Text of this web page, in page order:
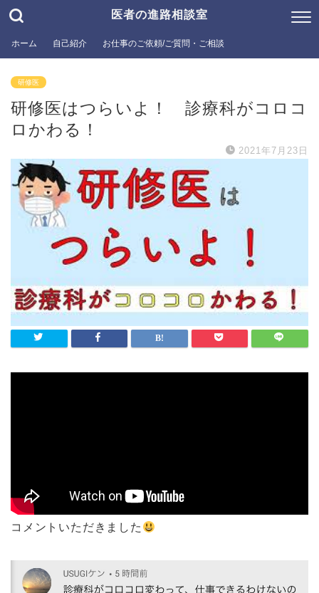
医者の進路相談室
ホーム 自己紹介 お仕事のご依頼/ご質問・ご相談
研修医
研修医はつらいよ！ 診療科がコロコ
ロかわる！
2021年7月23日
コメントいただきました